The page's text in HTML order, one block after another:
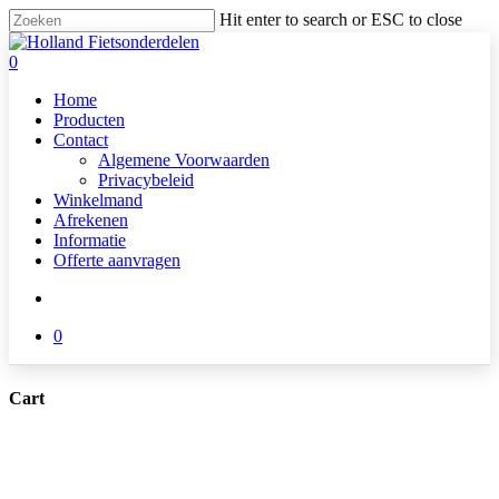
Skip
to
main
Hit enter to search or ESC to close
Close
Search
search
0
Home
Producten
Contact
Algemene Voorwaarden
Privacybeleid
Winkelmand
Afrekenen
Informatie
Offerte aanvragen
0
Cart